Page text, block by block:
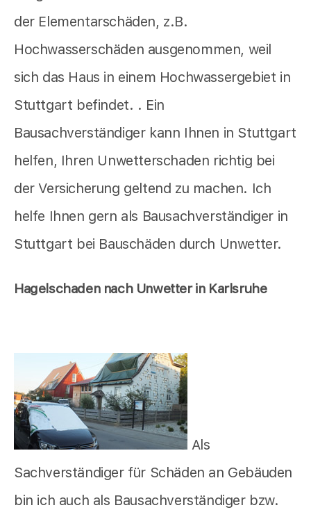
der Elementarschäden, z.B.
Hochwasserschäden ausgenommen, weil
sich das Haus in einem Hochwassergebiet in
Stuttgart befindet. . Ein
Bausachverständiger kann Ihnen in Stuttgart
helfen, Ihren Unwetterschaden richtig bei
der Versicherung geltend zu machen. Ich
helfe Ihnen gern als Bausachverständiger in
Stuttgart bei Bauschäden durch Unwetter.
Hagelschaden nach Unwetter in Karlsruhe
Als
Sachverständiger für Schäden an Gebäuden
bin ich auch als Bausachverständiger bzw.